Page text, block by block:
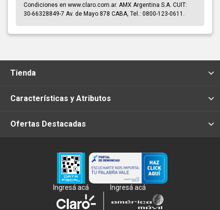
Condiciones en www.claro.com.ar. AMX Argentina S.A. CUIT:
30-66328849-7 Av. de Mayo 878 CABA, Tel.: 0800-123-0611.
Tienda
Características y Atributos
Ofertas Destacadas
Ingresá acá Ingresá acá